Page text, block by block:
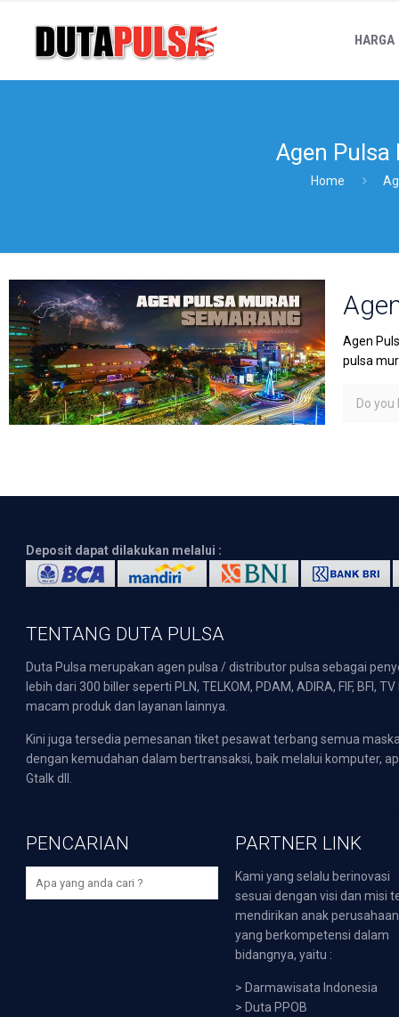
HARGA
Agen Pulsa
Home
Agen
pulsa
Do you
Deposit dapat dilakukan melalui :
TENTANG DUTA PULSA
Duta Pulsa merupakan agen pulsa / distributor pulsa sebagai
lebih dari 300 biller seperti PLN, TELKOM, PDAM, ADIRA, FIF,
macam produk dan layanan lainnya.
Kini juga tersedia pemesanan tiket pesawat terbang semua
dengan kemudahan dalam bertransaksi, baik melalui komputer,
Gtalk dll.
PENCARIAN PARTNER LINK
Kami yang selalu berinovasi
sesuai dengan visi dan misi
mendirikan anak perusahaan
yang berkompetensi dalam
bidangnya, yaitu :
> Darmawisata Indonesia
> Duta PPOB